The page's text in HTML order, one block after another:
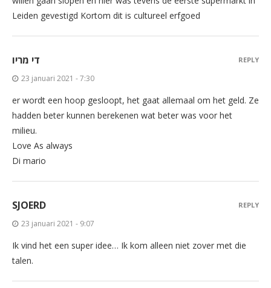
Leiden gevestigd Kortom dit is cultureel erfgoed
די מריו
23 januari 2021 - 7:30
er wordt een hoop gesloopt, het gaat allemaal om het geld. Ze
hadden beter kunnen berekenen wat beter was voor het
milieu.
Love As always
Di mario
REPLY
SJOERD
23 januari 2021 - 9:07
Ik vind het een super idee… Ik kom alleen niet zover met die
talen.
REPLY